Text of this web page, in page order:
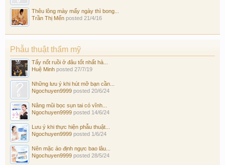
Thêu lông mày mấy ngày thì bong...
Trần Thị Mến posted 21/4/16
Phẫu thuật thẩm mỹ
Tẩy nốt ruồi ở đâu tốt nhất hà...
Huệ Minh posted 27/7/19
Những lưu ý khi hút mỡ bạn cần...
Ngochuyen9999 posted 20/6/24
Nâng mũi bọc sụn tai có vĩnh...
Ngochuyen9999 posted 14/6/24
Lưu ý khi thực hiện phẫu thuật...
Ngochuyen9999 posted 1/6/24
Nên mặc áo định ngực bao lâu...
Ngochuyen9999 posted 28/5/24